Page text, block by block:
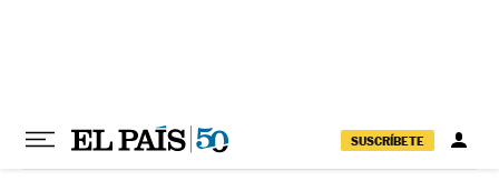
SUSCRÍBETE